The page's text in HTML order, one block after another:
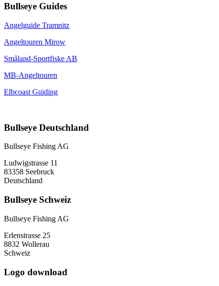
Bullseye Guides
Angelguide Tramnitz
Angeltouren Mirow
Småland-Sportfiske AB
MB-Angeltouren
Elbcoast Guiding
Bullseye Deutschland
Bullseye Fishing AG
Ludwigstrasse 11
83358 Seebruck
Deutschland
Bullseye Schweiz
Bullseye Fishing AG
Erlenstrasse 25
8832 Wollerau
Schweiz
Logo download